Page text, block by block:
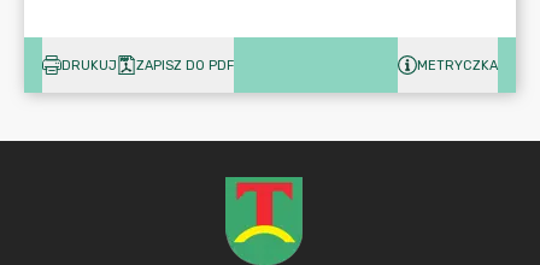
DRUKUJ ZAPISZ DO PDF METRYCZKA